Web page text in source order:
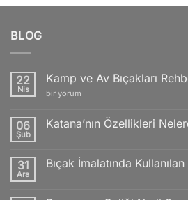
BLOG
22
Nis
Kamp ve Av Bıçakları
Kamp
Bıçakları
Rehberi
bir yorum
06
Şub
Katana’nın Özellikleri
Katana’nın
Özellikleri
31
Ara
Bıçak İmalatında